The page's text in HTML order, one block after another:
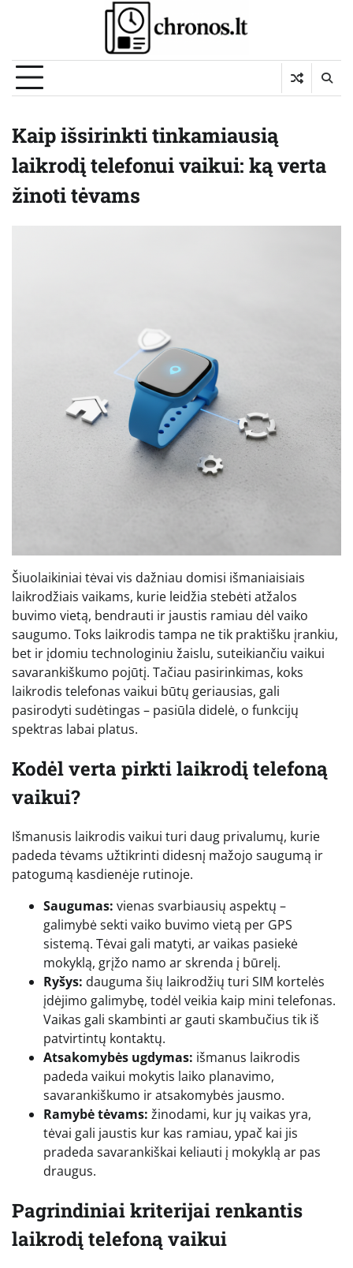
Kaip išsirinkti tinkamiausią
laikrodį telefonui vaikui: ką verta
žinoti tėvams
Šiuolaikiniai tėvai vis dažniau domisi išmaniaisiais
laikrodžiais vaikams, kurie leidžia stebėti atžalos
buvimo vietą, bendrauti ir jaustis ramiau dėl vaiko
saugumo. Toks laikrodis tampa ne tik praktišku įrankiu,
bet ir įdomiu technologiniu žaislu, suteikiančiu vaikui
savarankiškumo pojūtį. Tačiau pasirinkimas, koks
laikrodis telefonas vaikui būtų geriausias, gali
pasirodyti sudėtingas – pasiūla didelė, o funkcijų
spektras labai platus.
Kodėl verta pirkti laikrodį telefoną
vaikui?
Išmanusis laikrodis vaikui turi daug privalumų, kurie
padeda tėvams užtikrinti didesnį mažojo saugumą ir
patogumą kasdienėje rutinoje.
Saugumas: vienas svarbiausių aspektų –
galimybė sekti vaiko buvimo vietą per GPS
sistemą. Tėvai gali matyti, ar vaikas pasiekė
mokyklą, grįžo namo ar skrenda į būrelį.
Ryšys: dauguma šių laikrodžių turi SIM kortelės
įdėjimo galimybę, todėl veikia kaip mini telefonas.
Vaikas gali skambinti ar gauti skambučius tik iš
patvirtintų kontaktų.
Atsakomybės ugdymas: išmanus laikrodis
padeda vaikui mokytis laiko planavimo,
savarankiškumo ir atsakomybės jausmo.
Ramybė tėvams: žinodami, kur jų vaikas yra,
tėvai gali jaustis kur kas ramiau, ypač kai jis
pradeda savarankiškai keliauti į mokyklą ar pas
draugus.
Pagrindiniai kriterijai renkantis
laikrodį telefoną vaikui